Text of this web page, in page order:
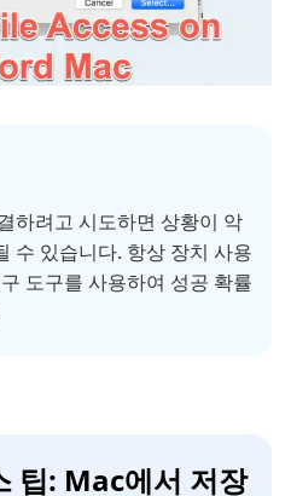
하려고 시도하면 상황이 악
수 있습니다. 항상 장치 사용
도구를 사용하여 성공 확률
팁: Mac에서 저장